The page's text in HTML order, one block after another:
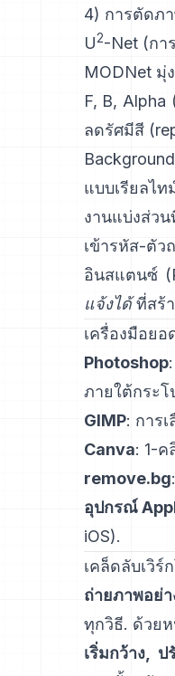
4) การตัดภ
U2-Net(กา
MODNetมุ่ง
F, B, Alpha
ลดรัศมีสี (
แบบเรียลไ
งานแบ่งส่ว
เข้ารหัส-ตัว
อินสแตนซ์ (
แจ้งได้ที่สร้า
เครื่องมือยอ
Photoshop
ภายใต้กระโ
GIMP: การ
Canva: 1-ค
remove.bg
อุปกรณ์
iOS).
เคล็ดลับเวิ
ถ่ายภาพอย่
ทุกวิธี. ด้วยห
เริ่มกว้าง,